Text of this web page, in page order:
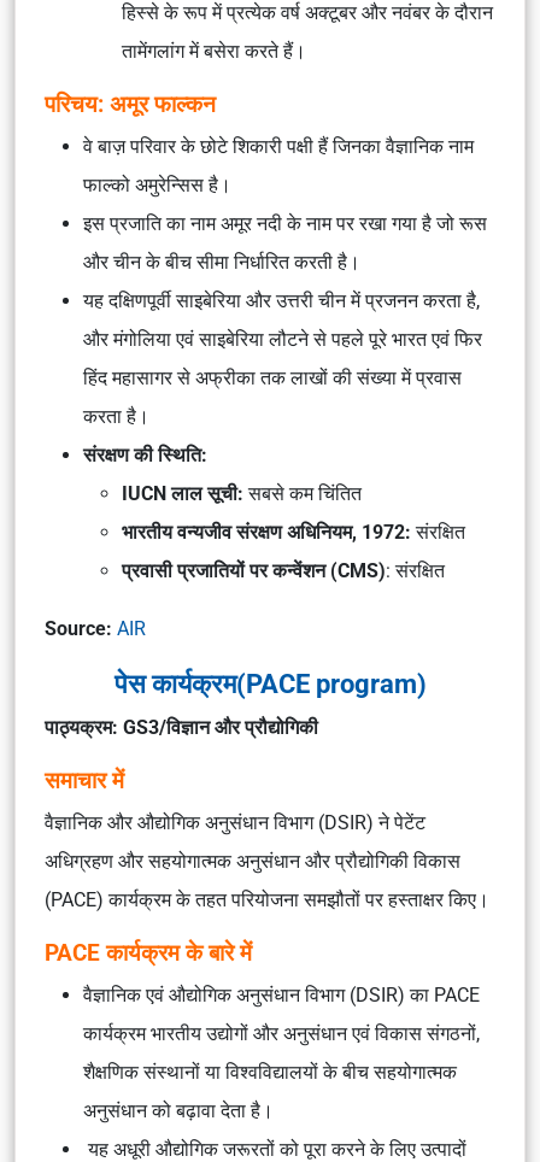
हिस्से के रूप में प्रत्येक वर्ष अक्टूबर और नवंबर के दौरान
तामेंगलांग में बसेरा करते हैं।
परिचय: अमूर फाल्कन
वे बाज़ परिवार के छोटे शिकारी पक्षी हैं जिनका वैज्ञानिक नाम
फाल्को अमुरेन्सिस है।
इस प्रजाति का नाम अमूर नदी के नाम पर रखा गया है जो रूस
और चीन के बीच सीमा निर्धारित करती है।
यह दक्षिणपूर्वी साइबेरिया और उत्तरी चीन में प्रजनन करता है,
और मंगोलिया एवं साइबेरिया लौटने से पहले पूरे भारत एवं फिर
हिंद महासागर से अफ्रीका तक लाखों की संख्या में प्रवास
करता है।
संरक्षण की स्थिति:
IUCN लाल सूची:सबसे कम चिंतित
भारतीय वन्यजीव संरक्षण अधिनियम, 1972:संरक्षित
प्रवासी प्रजातियों पर कन्वेंशन (CMS): संरक्षित
Source: AIR
पेस कार्यक्रम(PACE program)
पाठ्यक्रम: GS3/विज्ञान और प्रौद्योगिकी
समाचार में
वैज्ञानिक और औद्योगिक अनुसंधान विभाग (DSIR) ने पेटेंट
अधिग्रहण और सहयोगात्मक अनुसंधान और प्रौद्योगिकी विकास
(PACE) कार्यक्रम के तहत परियोजना समझौतों पर हस्ताक्षर किए।
PACE कार्यक्रम के बारे में
वैज्ञानिक एवं औद्योगिक अनुसंधान विभाग (DSIR) का PACE
कार्यक्रम भारतीय उद्योगों और अनुसंधान एवं विकास संगठनों,
शैक्षणिक संस्थानों या विश्वविद्यालयों के बीच सहयोगात्मक
अनुसंधान को बढ़ावा देता है।
यह अधूरी औद्योगिक जरूरतों को पूरा करने के लिए उत्पादों